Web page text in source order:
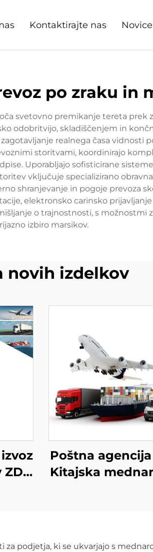
Kontaktirajte nas Novice
po zraku in
svetovno premikanje tereta prek
odobritvijo, skladiščenjem in
realnega časa vidnosti
storitvami, koordinirajo
Uporabljajo sofisticirane
vključuje specializirano
shranjevanje in pogoje prevoza
elektronsko carinsko
o trajnostnosti, s možnostmi
izbiro marsikov.
novih izdelkov
ZDA
Poštna
Kitajska
podjetja, ki se ukvarjajo s